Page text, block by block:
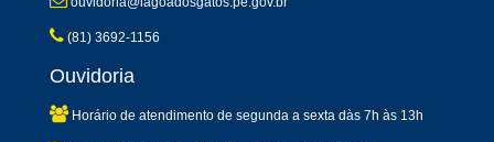
(81) 3692-1156
Ouvidoria
Horário de atendimento de segunda a sexta dàs 7h às 13h